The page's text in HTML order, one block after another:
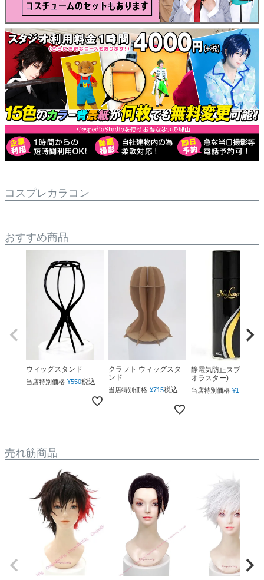
コスプレカラコン
おすすめ商品
ウィッグスタンド
当店特別価格 ¥550税込
クラフト ウィッグスタ
ンド
当店特別価格 ¥715税込
静電気防止スプレー(ネ
オラスター)
当店特別価格 ¥1,760
売れ筋商品